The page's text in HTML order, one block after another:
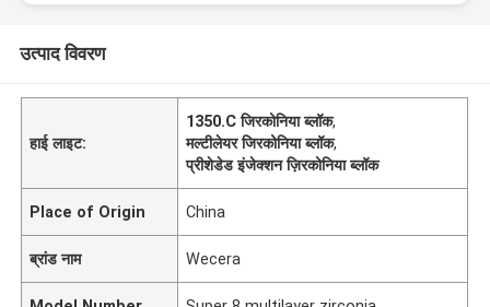
उत्पाद विवरण
हाई लाइट:
1350.C जिरकोनिया ब्लॉक,
मल्टीलेयर जिरकोनिया ब्लॉक,
प्रीशेडेड इंजेक्शन ज़िरकोनिया ब्लॉक
Place of Origin China
ब्रांड नाम Wecera